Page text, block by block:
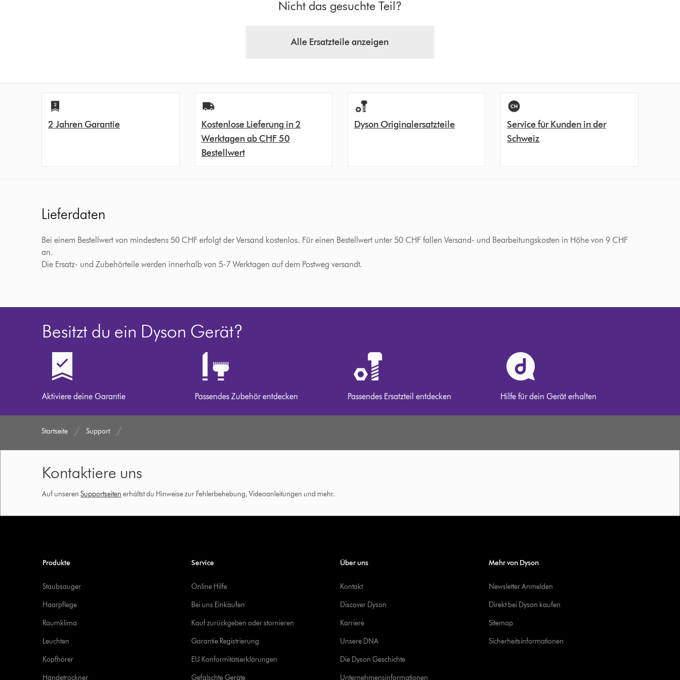
Nicht das gesuchte Teil?
Alle Ersatzteile anzeigen
2 Jahren Garantie
Kostenlose Lieferung in 2
Werktagen ab CHF 50
Bestellwert
Dyson Originalersatzteile
Service für Kunden in der
Schweiz
Lieferdaten
Bei einem Bestellwert von mindestens 50 CHF erfolgt der Versand kostenlos. Für einen Bestellwert unter 50 CHF fallen Versand- und Bearbeitungskosten in Höhe von 9 CHF
an.
Die Ersatz- und Zubehörteile werden innerhalb von 5-7 Werktagen auf dem Postweg versandt.
Besitzt du ein Dyson Gerät?
Aktiviere deine Garantie Passendes Zubehör entdecken Passendes Ersatzteil entdecken Hilfe für dein Gerät erhalten
Startseite Support
Kontaktiere uns
Auf unseren Supportseiten erhältst du Hinweise zur Fehlerbehebung, Videoanleitungen und mehr.
Produkte
Staubsauger
Haarpflege
Raumklima
Leuchten
Kopfhörer
Händetrockner
Service
Online Hilfe
Bei uns Einkaufen
Kauf zurückgeben oder stornieren
Garantie Registrierung
EU Konformitätserklärungen
Gefälschte Geräte
Über uns
Kontakt
Discover Dyson
Karriere
Unsere DNA
Die Dyson Geschichte
Unternehmensinformationen
Mehr von Dyson
Newsletter Anmelden
Direkt bei Dyson kaufen
Sitemap
Sicherheitsinformationen